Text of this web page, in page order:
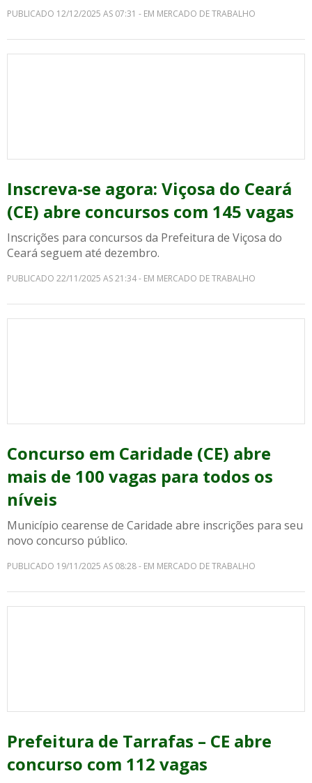
PUBLICADO 12/12/2025 AS 07:31 - EM MERCADO DE TRABALHO
Inscreva-se agora: Viçosa do Ceará
(CE) abre concursos com 145 vagas
Inscrições para concursos da Prefeitura de Viçosa do
Ceará seguem até dezembro.
PUBLICADO 22/11/2025 AS 21:34 - EM MERCADO DE TRABALHO
Concurso em Caridade (CE) abre
mais de 100 vagas para todos os
níveis
Município cearense de Caridade abre inscrições para seu
novo concurso público.
PUBLICADO 19/11/2025 AS 08:28 - EM MERCADO DE TRABALHO
Prefeitura de Tarrafas – CE abre
concurso com 112 vagas